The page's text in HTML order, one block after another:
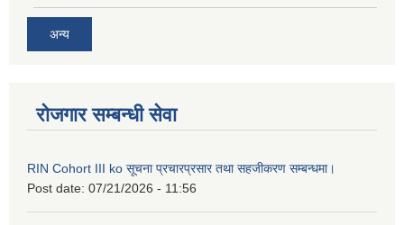
अन्य
रोजगार सम्बन्धी सेवा
RIN Cohort III ko सूचना प्रचारप्रसार तथा सहजीकरण सम्बन्धमा।
Post date: 07/21/2026 - 11:56